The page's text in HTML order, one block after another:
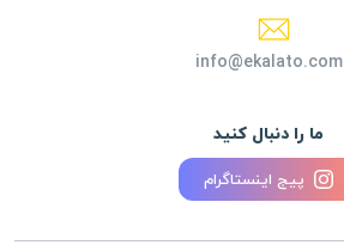
ما را دنبال کنید
پیج اینستاگرام
info@ekalato.com